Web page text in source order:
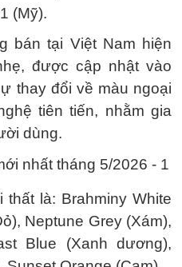
(Mỹ).
bán tại Việt Nam hiện
được cập nhật vào
thay đổi về màu ngoại
tiên tiến, nhằm gia
dùng.
là: Brahminy White
Neptune Grey (Xám),
Blue (Xanh dương),